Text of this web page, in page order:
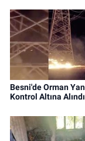
Besni'de Orman
Kontrol Altına Alındı